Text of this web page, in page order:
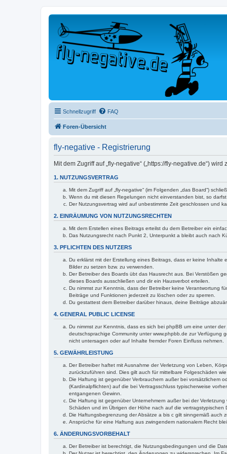
Schnellzugriff FAQ
Foren-Übersicht
fly-negative - Registrierung
Mit dem Zugriff auf „fly-negative“ („https://fly-negative.de“)
1. NUTZUNGSVERTRAG
Mit dem Zugriff auf „fly-negative“ (im Folgenden „das Board“)
Wenn du mit diesen Regelungen nicht einverstanden bist, so
Der Nutzungsvertrag wird auf unbestimmte Zeit geschlossen und
2. EINRÄUMUNG VON NUTZUNGSRECHTEN
Mit dem Erstellen eines Beitrags erteilst du dem Betreiber ein
Das Nutzungsrecht nach Punkt 2, Unterpunkt a bleibt auch nach
3. PFLICHTEN DES NUTZERS
Du erklärst mit der Erstellung eines Beitrags, dass er keine
Bilder zu setzen bzw. zu verwenden.
Der Betreiber des Boards übt das Hausrecht aus. Bei Verstößen
dieses Boards ausschließen und dir ein Hausverbot erteilen.
Du nimmst zur Kenntnis, dass der Betreiber keine Verantwortung
Beiträge und Funktionen jederzeit zu löschen oder zu sperren.
Du gestattest dem Betreiber darüber hinaus, deine Beiträge
4. GENERAL PUBLIC LICENSE
Du nimmst zur Kenntnis, dass es sich bei phpBB um eine unter der „
deutschsprachige Community unter www.phpbb.de zur Verfügung
nicht untersagen oder auf Inhalte fremder Foren Einfluss nehmen.
5. GEWÄHRLEISTUNG
Der Betreiber haftet mit Ausnahme der Verletzung von Leben,
zurückzuführen sind. Dies gilt auch für mittelbare Folgeschäden
Die Haftung ist gegenüber Verbrauchern außer bei vorsätzlichem
(Kardinalpflichten) auf die bei Vertragsschluss typischerweise
entgangenen Gewinn.
Die Haftung ist gegenüber Unternehmern außer bei der
Schäden und im Übrigen der Höhe nach auf die
Die Haftungsbegrenzung der Absätze a bis c gilt sinngemäß auch
Ansprüche für eine Haftung aus zwingendem nationalem Recht
6. ÄNDERUNGSVORBEHALT
Der Betreiber ist berechtigt, die Nutzungsbedingungen und die